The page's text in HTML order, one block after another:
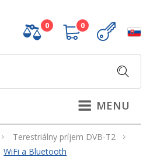
0 0
MENU
Terestriálny príjem DVB-T2
WiFi a Bluetooth